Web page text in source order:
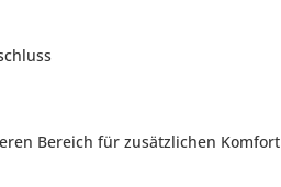
Bereich für zusätzlichen Komfort